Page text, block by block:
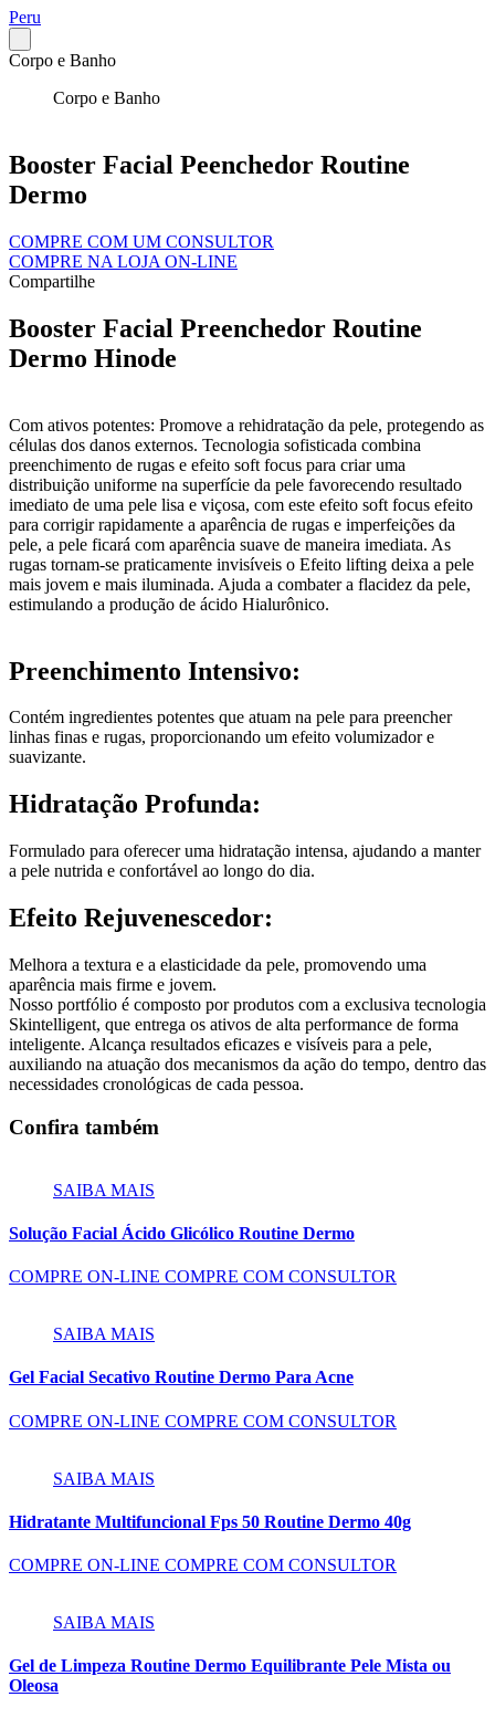
Peru
Corpo e Banho
Corpo e Banho
Booster Facial Peenchedor Routine
Dermo
COMPRE COM UM CONSULTOR
COMPRE NA LOJA ON-LINE
Compartilhe
Booster Facial Preenchedor Routine
Dermo Hinode
Com ativos potentes: Promove a rehidratação da pele, protegendo as
células dos danos externos. Tecnologia sofisticada combina
preenchimento de rugas e efeito soft focus para criar uma
distribuição uniforme na superfície da pele favorecendo resultado
imediato de uma pele lisa e viçosa, com este efeito soft focus efeito
para corrigir rapidamente a aparência de rugas e imperfeições da
pele, a pele ficará com aparência suave de maneira imediata. As
rugas tornam-se praticamente invisíveis o Efeito lifting deixa a pele
mais jovem e mais iluminada. Ajuda a combater a flacidez da pele,
estimulando a produção de ácido Hialurônico.
Preenchimento Intensivo:
Contém ingredientes potentes que atuam na pele para preencher
linhas finas e rugas, proporcionando um efeito volumizador e
suavizante.
Hidratação Profunda:
Formulado para oferecer uma hidratação intensa, ajudando a manter
a pele nutrida e confortável ao longo do dia.
Efeito Rejuvenescedor:
Melhora a textura e a elasticidade da pele, promovendo uma
aparência mais firme e jovem.
Nosso portfólio é composto por produtos com a exclusiva tecnologia
Skintelligent, que entrega os ativos de alta performance de forma
inteligente. Alcança resultados eficazes e visíveis para a pele,
auxiliando na atuação dos mecanismos da ação do tempo, dentro das
necessidades cronológicas de cada pessoa.
Confira também
SAIBA MAIS
Solução Facial Ácido Glicólico Routine Dermo
COMPRE ON-LINE COMPRE COM CONSULTOR
SAIBA MAIS
Gel Facial Secativo Routine Dermo Para Acne
COMPRE ON-LINE COMPRE COM CONSULTOR
SAIBA MAIS
Hidratante Multifuncional Fps 50 Routine Dermo 40g
COMPRE ON-LINE COMPRE COM CONSULTOR
SAIBA MAIS
Gel de Limpeza Routine Dermo Equilibrante Pele Mista ou
Oleosa